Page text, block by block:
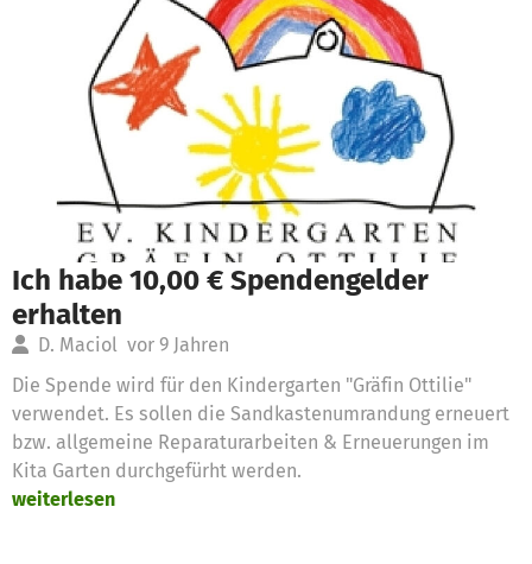
Ich habe 10,00 € Spendengelder
erhalten
D. Maciol vor 9 Jahren
Die Spende wird für den Kindergarten "Gräfin Ottilie"
verwendet. Es sollen die Sandkastenumrandung erneuert
bzw. allgemeine Reparaturarbeiten & Erneuerungen im
Kita Garten durchgefürht werden.
weiterlesen